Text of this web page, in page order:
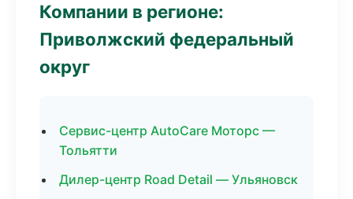
Компании в регионе:
Приволжский федеральный
округ
Сервис-центр AutoCare Моторс —
Тольятти
Дилер-центр Road Detail — Ульяновск